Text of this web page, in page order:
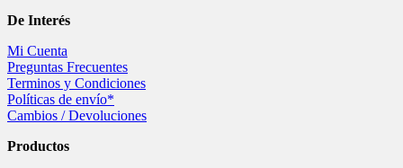
De Interés
Mi Cuenta
Preguntas Frecuentes
Terminos y Condiciones
Políticas de envío*
Cambios / Devoluciones
Productos